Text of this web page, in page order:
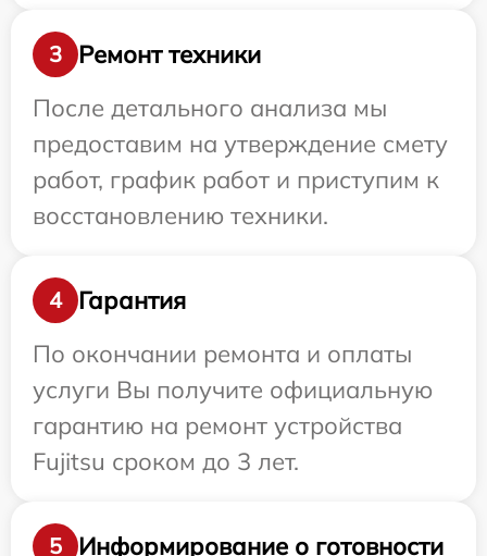
3
Ремонт техники
После детального анализа мы
предоставим на утверждение смету
работ, график работ и приступим к
восстановлению техники.
4
Гарантия
По окончании ремонта и оплаты
услуги Вы получите официальную
гарантию на ремонт устройства
Fujitsu сроком до 3 лет.
5
Информирование о готовности